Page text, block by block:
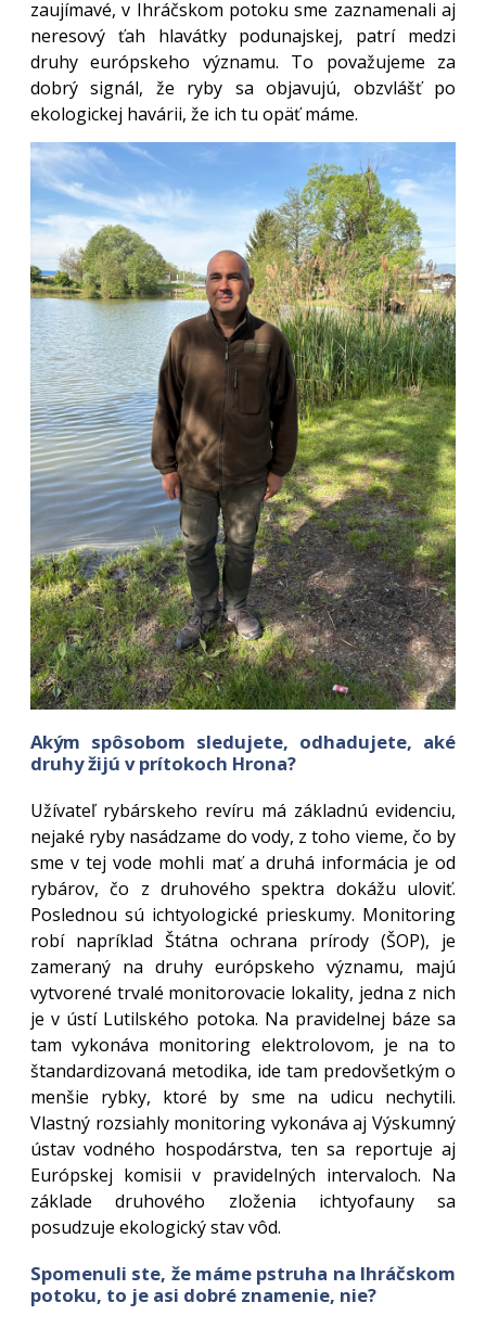
zaujímavé, v Ihráčskom potoku sme zaznamenali aj
neresový ťah hlavátky podunajskej, patrí medzi
druhy európskeho významu. To považujeme za
dobrý signál, že ryby sa objavujú, obzvlášť po
ekologickej havárii, že ich tu opäť máme.
Akým spôsobom sledujete, odhadujete, aké
druhy žijú v prítokoch Hrona?
Užívateľ rybárskeho revíru má základnú evidenciu,
nejaké ryby nasádzame do vody, z toho vieme, čo by
sme v tej vode mohli mať a druhá informácia je od
rybárov, čo z druhového spektra dokážu uloviť.
Poslednou sú ichtyologické prieskumy. Monitoring
robí napríklad Štátna ochrana prírody (ŠOP), je
zameraný na druhy európskeho významu, majú
vytvorené trvalé monitorovacie lokality, jedna z nich
je v ústí Lutilského potoka. Na pravidelnej báze sa
tam vykonáva monitoring elektrolovom, je na to
štandardizovaná metodika, ide tam predovšetkým o
menšie rybky, ktoré by sme na udicu nechytili.
Vlastný rozsiahly monitoring vykonáva aj Výskumný
ústav vodného hospodárstva, ten sa reportuje aj
Európskej komisii v pravidelných intervaloch. Na
základe druhového zloženia ichtyofauny sa
posudzuje ekologický stav vôd.
Spomenuli ste, že máme pstruha na Ihráčskom
potoku, to je asi dobré znamenie, nie?